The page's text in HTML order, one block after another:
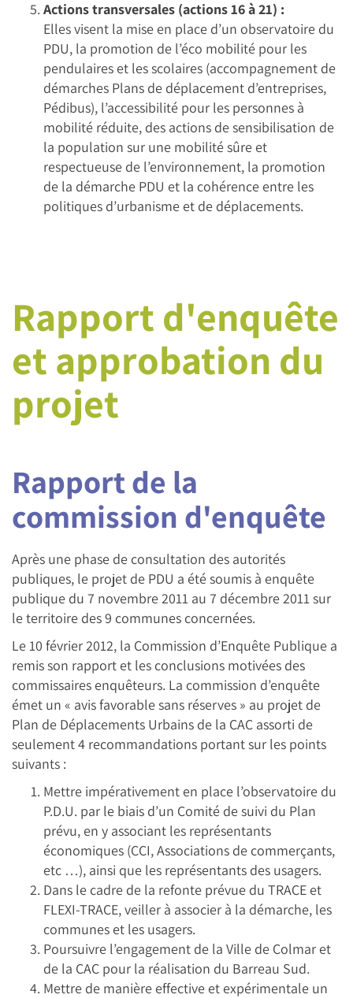
Actions transversales (actions 16 à 21) :
Elles visent la mise en place d’un observatoire du
PDU, la promotion de l’éco mobilité pour les
pendulaires et les scolaires (accompagnement de
démarches Plans de déplacement d’entreprises,
Pédibus), l’accessibilité pour les personnes à
mobilité réduite, des actions de sensibilisation de
la population sur une mobilité sûre et
respectueuse de l’environnement, la promotion
de la démarche PDU et la cohérence entre les
politiques d’urbanisme et de déplacements.
Rapport d'enquête
et approbation du
projet
Rapport de la
commission d'enquête
Après une phase de consultation des autorités
publiques, le projet de PDU a été soumis à enquête
publique du 7 novembre 2011 au 7 décembre 2011 sur
le territoire des 9 communes concernées.
Le 10 février 2012, la Commission d’Enquête Publique a
remis son rapport et les conclusions motivées des
commissaires enquêteurs. La commission d’enquête
émet un « avis favorable sans réserves » au projet de
Plan de Déplacements Urbains de la CAC assorti de
seulement 4 recommandations portant sur les points
suivants :
Mettre impérativement en place l’observatoire du
P.D.U. par le biais d’un Comité de suivi du Plan
prévu, en y associant les représentants
économiques (CCI, Associations de commerçants,
etc …), ainsi que les représentants des usagers.
Dans le cadre de la refonte prévue du TRACE et
FLEXI-TRACE, veiller à associer à la démarche, les
communes et les usagers.
Poursuivre l’engagement de la Ville de Colmar et
de la CAC pour la réalisation du Barreau Sud.
Mettre de manière effective et expérimentale un